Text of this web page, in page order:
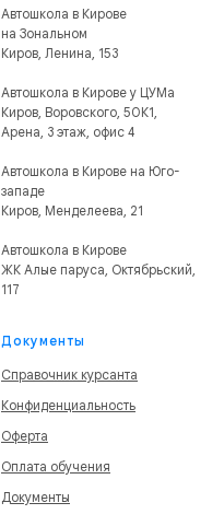
Автошкола в Кирове
на Зональном
Киров, Ленина, 153
Автошкола в Кирове у ЦУМа
Киров, Воровского, 50К1,
Арена, 3 этаж, офис 4
Автошкола в Кирове на Юго-
западе
Киров, Менделеева, 21
Автошкола в Кирове
ЖК Алые паруса, Октябрьский,
117
Документы
Справочник курсанта
Конфиденциальность
Оферта
Оплата обучения
Документы